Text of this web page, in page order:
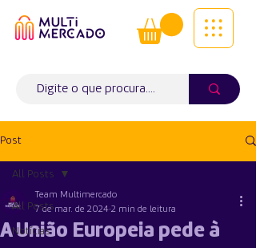
Tudo num só lugar! | Entregas ao
domicílio
Post
All Posts
Notícias
All Posts
A União Europeia pede à
Team Multimercado
7 de mar. de 2024 2 min de leitura